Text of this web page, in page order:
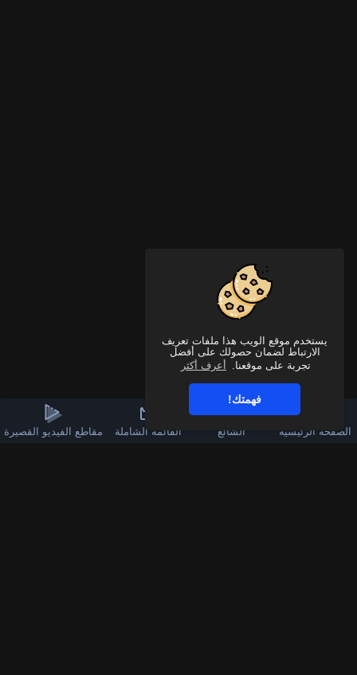
يستخدم موقع الويب هذا ملفات تعريف
الارتباط لضمان حصولك على أفضل
تجربة على موقعنا.
أعرف أكثر
فهمتك!
الصفحة الرئيسية الشائع القائمة الشاملة مقاطع الفيديو القصيرة